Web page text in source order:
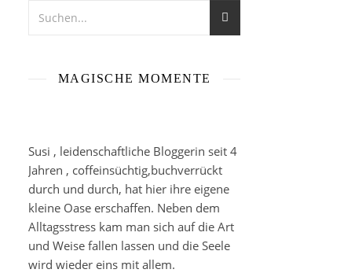
MAGISCHE MOMENTE
Susi , leidenschaftliche Bloggerin seit 4
Jahren , coffeinsüchtig,buchverrückt
durch und durch, hat hier ihre eigene
kleine Oase erschaffen. Neben dem
Alltagsstress kam man sich auf die Art
und Weise fallen lassen und die Seele
wird wieder eins mit allem.